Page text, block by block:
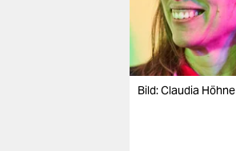
Bild: Claudia Höhne